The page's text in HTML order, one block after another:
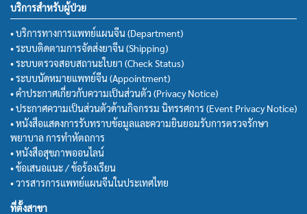
บริการสำหรับผู้ป่วย
• บริการทางการแพทย์แผนจีน (Department)
• ระบบติดตามการจัดส่งยาจีน (Shipping)
• ระบบตรวจสอบสถานะใบยา (Check Status)
• ระบบนัดหมายแพทย์จีน (Appointment)
• คำประกาศเกี่ยวกับความเป็นส่วนตัว (Privacy Notice)
• ประกาศความเป็นส่วนตัวด้านกิจกรรม นิทรรศการ (Event Privacy Notice)
• หนังสือแสดงการรับทราบข้อมูลและความยินยอมรับการตรวจรักษา
พยาบาล การทำหัตถการ
• หนังสือสุขภาพออนไลน์
• ข้อเสนอแนะ / ข้อร้องเรียน
• วารสารการแพทย์แผนจีนในประเทศไทย
ที่ตั้งสาขา